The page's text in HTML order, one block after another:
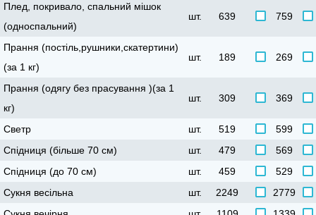
Плед, покривало, спальний мішок
(односпальний)
шт. 639 759
Прання (постіль,рушники,скатертини)
(за 1 кг)
шт. 189 269
Прання (одягу без прасування )(за 1
кг)
шт. 309 369
Светр шт. 519
599
Спідниця (більше 70 см)
шт. 479
569
Спідниця (до 70 см)
шт. 459
529
Сукня весільна
шт. 2249
2779